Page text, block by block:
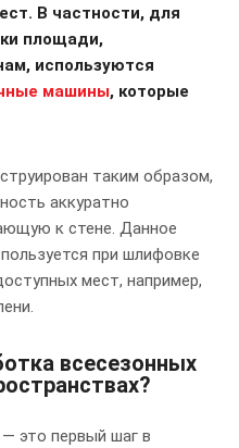
В частности, для
площади,
используются
машины, которые
таким образом,
аккуратно
к стене. Данное
при шлифовке
мест, например,
всесезонных
это первый шаг в